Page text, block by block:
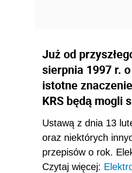
Już od
sierpnia 1997 r.
istotne
KRS będą mogli
Ustawą z dnia 13
oraz niektórych
przepisów o rok.
Czytaj więcej: